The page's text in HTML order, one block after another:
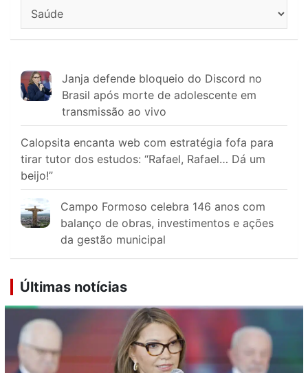
Janja defende bloqueio do Discord no
Brasil após morte de adolescente em
transmissão ao vivo
Calopsita encanta web com estratégia fofa para
tirar tutor dos estudos: “Rafael, Rafael… Dá um
beijo!”
Campo Formoso celebra 146 anos com
balanço de obras, investimentos e ações
da gestão municipal
Últimas notícias